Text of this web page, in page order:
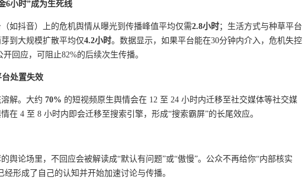
6小时”成为生死线
如抖音）上的危机舆情从曝光到传播峰值平均仅需2.8小时；生活方式与种草平台
到大规模扩散平均仅4.2小时。数据显示，如果平台能在30分钟内介入，危机失控
开回应，可阻止82%的后续次生传播。
处置失效
解。大约 70% 的短视频原生舆情会在 12 至 24 小时内迁移至社交媒体等社交媒
在 4 至 8 小时内即会迁移至搜索引擎，形成“搜索霸屏”的长尾效应。
舆论场里，不回应会被解读成“默认有问题”或“傲慢”。公众不再给你“内部核实
形成了自己的认知并开始加速讨论与传播。